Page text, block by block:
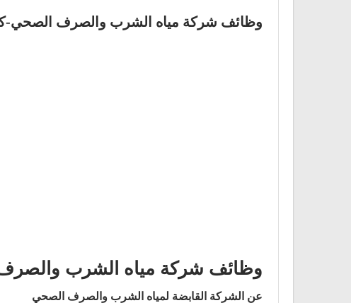
وظائف شركة مياه الشرب والصرف الصحي-
وظائف شركة مياه الشرب
عن الشركة القابضة لمياه الشرب والصرف الصحي